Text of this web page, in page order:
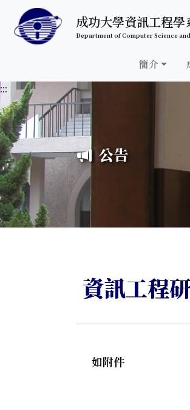
跳至中央內容區塊
成功大學資訊工程學
Department of Computer Science
簡介
:::
公告
資訊工程
如附件